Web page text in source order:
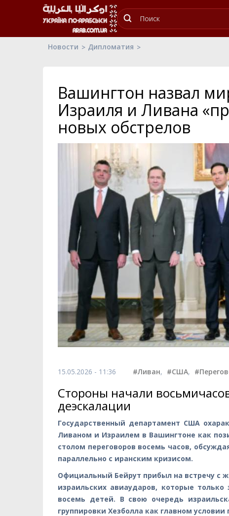
Новости Дипломатия
Вашингтон назвал
Израиля и Ливана
новых обстрелов
15.05.2026 - 11:36 #Ливан, #США,
Стороны начали
деэскалации
Государственный департамент США
Ливаном и Израилем в Вашингтоне как
столом переговоров восемь часов,
параллельно с иранским кризисом.
Официальный Бейрут прибыл на встречу с
израильских авиаударов, которые
восемь детей. В свою очередь
группировки Хезболла как главном